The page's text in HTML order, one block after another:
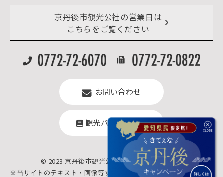
デジタル観光パンフレット
リアルタイム道路情報
よくある質問
京丹後市観光公社の営業日は
こちらをご覧ください
お問い合わせ
観光パンフレット
© 2023 京丹後市観光公社.All rights reserved.
※当サイトのテキスト・画像等すべての転載転用、商用販売を固く